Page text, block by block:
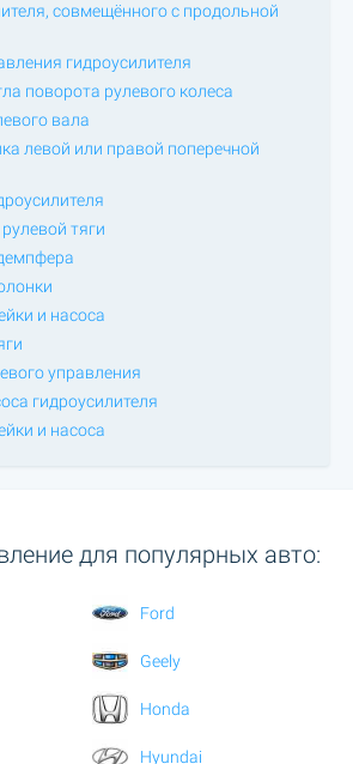
совмещённого с продольной
гидроусилителя
поворота рулевого колеса
вала
левой или правой поперечной
тяги
и насоса
управления
гидроусилителя
и насоса
для популярных авто:
Ford
Geely
Honda
Hyundai